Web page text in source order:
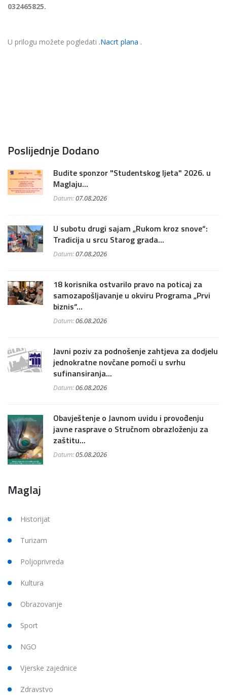
032465825.
U prilogu možete pogledati .Nacrt plana .
Poslijednje Dodano
Budite sponzor "Studentskog ljeta" 2026. u
Maglaju...
Datum:07.08.2026
U subotu drugi sajam „Rukom kroz snove“:
Tradicija u srcu Starog grada...
Datum:07.08.2026
18 korisnika ostvarilo pravo na poticaj za
samozapošljavanje u okviru Programa „Prvi
biznis“...
Datum:06.08.2026
Javni poziv za podnošenje zahtjeva za dodjelu
jednokratne novčane pomoći u svrhu
sufinansiranja...
Datum:06.08.2026
Obavještenje o Javnom uvidu i provođenju
javne rasprave o Stručnom obrazloženju za
zaštitu...
Datum:05.08.2026
Maglaj
Historijat
Turizam
Poljoprivreda
Kultura
Obrazovanje
Sport
NGO
Vjerske zajednice
Zdravstvo